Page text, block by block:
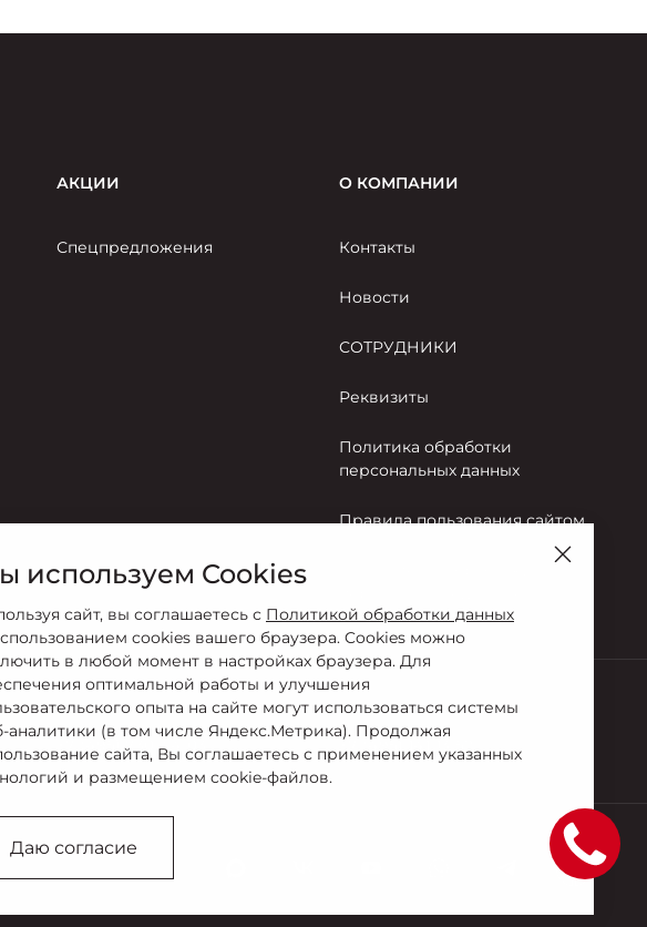
АКЦИИ
Спецпредложения
О КОМПАНИИ
Контакты
Новости
СОТРУДНИКИ
Реквизиты
Политика обработки
персональных данных
Правила пользования сайтом
Продажи
+7 (495) 730-44-03
Сервис
+7 (495) 141-13-52
используем Cookies
сайт, вы соглашаетесь с Политикой обработки данных
cookies вашего браузера. Cookies можно
в любой момент в настройках браузера. Для
оптимальной работы и улучшения
опыта на сайте могут использоваться системы
аналитики (в том числе Яндекс.Метрика). Продолжая
сайта, Вы соглашаетесь с применением указанных
и размещением cookie-файлов.
Даю согласие